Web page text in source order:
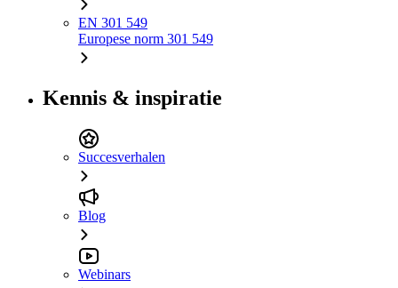
EN 301 549
Europese norm 301 549
Kennis & inspiratie
Succesverhalen
Blog
Webinars